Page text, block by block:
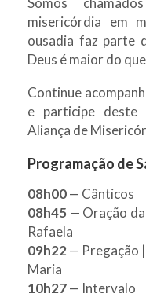
misericórdia em
ousadia faz parte
Deus é maior do
Continue
e participe deste
Aliança de
Programação de
08h00— Cânticos
08h45 — Oração da
Rafaela
09h22 — Pregação
Maria
10h27— Intervalo